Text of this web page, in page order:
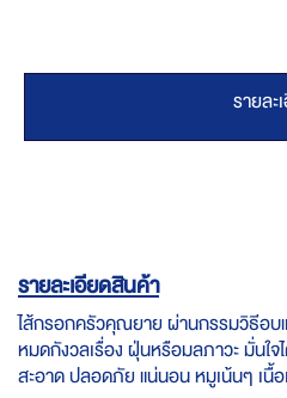
รายละ
รายละเอียดสินค้า
ไส้กรอกครัวคุณยาย ผ่านกรรมวิธีอบ
หมดกังวลเรื่อง ฝุ่นหรือมลภาวะ มั่นใ
สะอาด ปลอดภัย แน่นอน หมูเน้นๆ เนื้